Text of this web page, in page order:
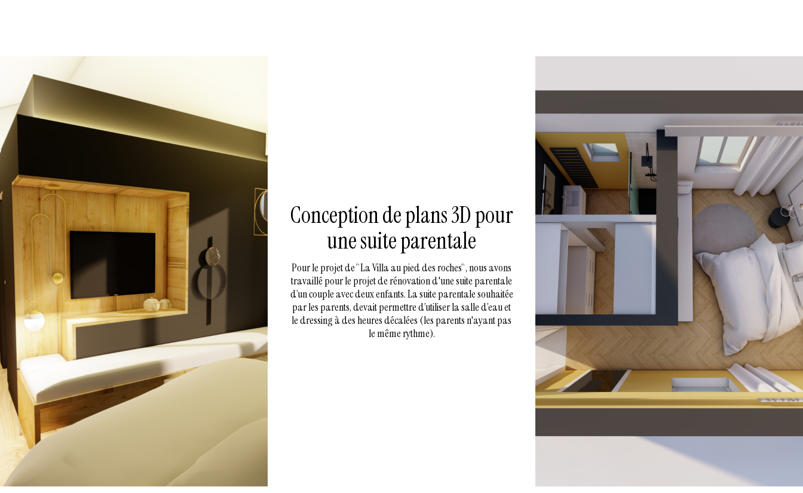
Conception de plans 3D pour
une suite parentale
Pour le projet de “La Villa au pied des roches“, nous avons
travaillé pour le projet de rénovation d'une suite parentale
d’un couple avec deux enfants. La suite parentale souhaitée
par les parents, devait permettre d’utiliser la salle d’eau et
le dressing à des heures décalées (les parents n'ayant pas
le même rythme).